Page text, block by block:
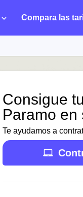
Compara las
Consigue
Paramo en
Te ayudamos a